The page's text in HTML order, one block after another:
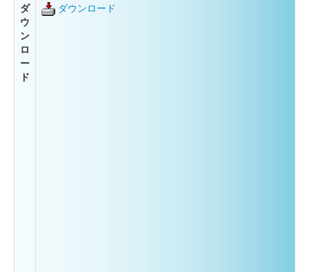
ダ
ウ
ン
ロ
ー
ド
ダウンロード